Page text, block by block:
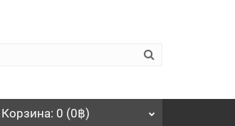
Корзина: 0 (0฿)